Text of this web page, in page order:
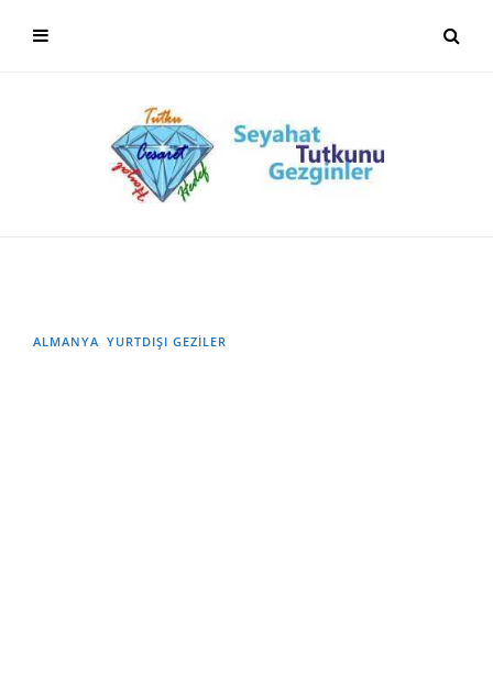
ALMANYA YURTDIŞI GEZILER